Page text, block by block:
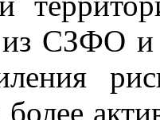
из СЗФО
более